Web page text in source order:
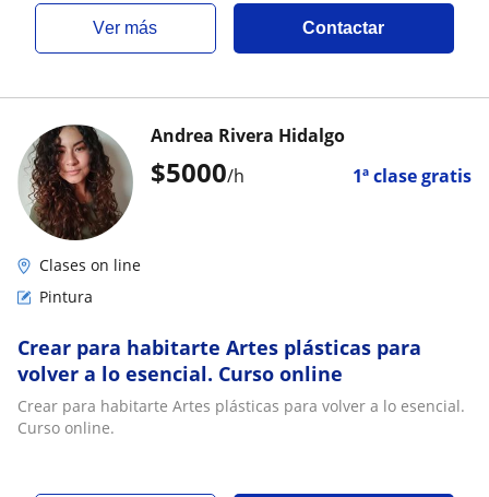
ver más Contactar
$5000/h 1ª clase gratis
Andrea Rivera Hidalgo
Clases on line
Pintura
Crear para habitarte Artes plásticas para
volver a lo esencial. Curso online
Crear para habitarte Artes plásticas para volver a lo esencial.
Curso online.